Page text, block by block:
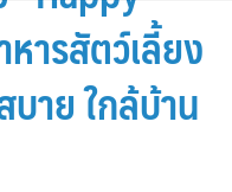
ารสัตว์เลี้ยง
บาย ใกล้บ้าน